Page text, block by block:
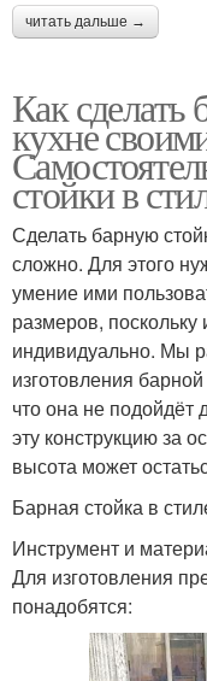
читать дальше →
Как сделать
кухне
стойки в
Сделать барную
сложно. Для этого
умение ими
размеров,
индивидуально. Мы
изготовления
что она не подойдёт
эту конструкцию за
высота может
Барная стойка в
Инструмент и
Для изготовления
понадобятся: